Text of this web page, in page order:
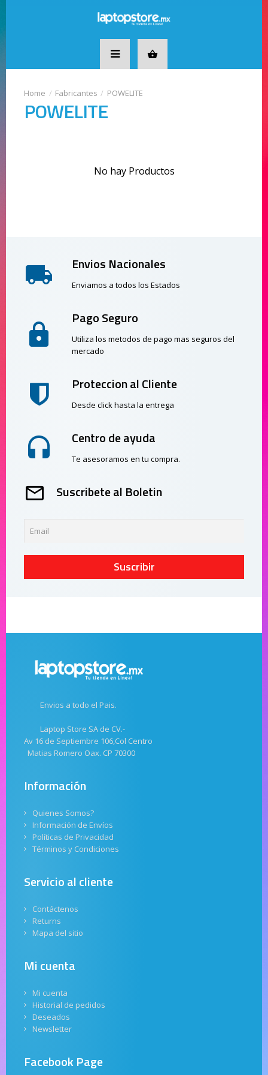
Fabricantes POWELITE
POWELITE
No hay Productos
Envios Nacionales
Enviamos a todos los Estados
Pago Seguro
Utiliza los metodos de pago mas seguros del
mercado
Proteccion al Cliente
Desde click hasta la entrega
Centro de ayuda
Te asesoramos en tu compra.
Suscribete al Boletin
Suscribir
Envios a todo el Pais.
Laptop Store SA de CV.-
Av 16 de Septiembre 106,Col Centro
Matias Romero Oax. CP 70300
Información
Quienes Somos?
Información de Envíos
Políticas de Privacidad
Términos y Condiciones
Servicio al cliente
Contáctenos
Returns
Mapa del sitio
Mi cuenta
Mi cuenta
Historial de pedidos
Deseados
Newsletter
Facebook Page